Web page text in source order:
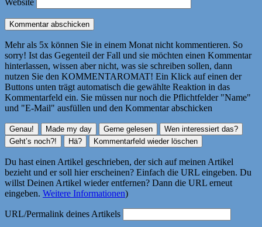
Mehr als 5x können Sie in einem Monat nicht kommentieren. So
sorry! Ist das Gegenteil der Fall und sie möchten einen Kommentar
hinterlassen, wissen aber nicht, was sie schreiben sollen, dann
nutzen Sie den KOMMENTAROMAT! Ein Klick auf einen der
Buttons unten trägt automatisch die gewählte Reaktion in das
Kommentarfeld ein. Sie müssen nur noch die Pflichtfelder "Name"
und "E-Mail" ausfüllen und den Kommentar abschicken
Du hast einen Artikel geschrieben, der sich auf meinen Artikel
bezieht und er soll hier erscheinen? Einfach die URL eingeben. Du
willst Deinen Artikel wieder entfernen? Dann die URL erneut
eingeben. Weitere Informationen)
URL/Permalink deines Artikels